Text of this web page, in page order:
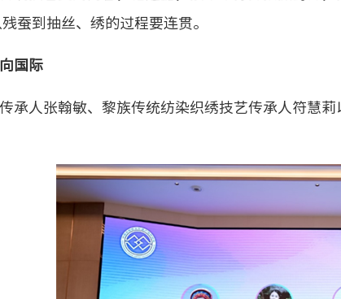
蚕到抽丝、绣的过程要连贯。
国际
承人张翰敏、黎族传统纺染织绣技艺传承人符慧